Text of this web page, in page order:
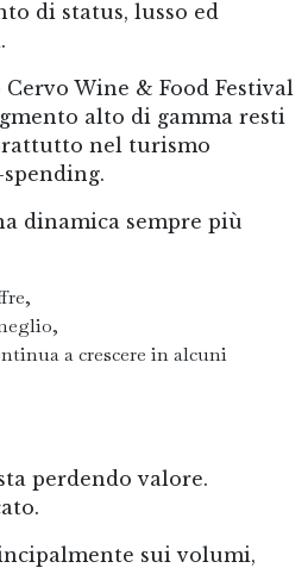
di status, lusso ed
Wine & Food Festival
alto di gamma resti
nel turismo
dinamica sempre più
a crescere in alcuni
perdendo valore.
sui volumi,